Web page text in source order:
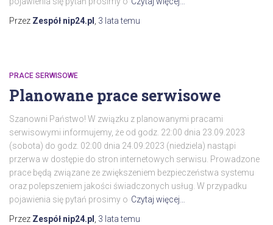
Przez Zespół nip24.pl , 3 latatemu
PRACE SERWISOWE
Planowane prace serwisowe
Szanowni Państwo! W związku z planowanymi pracami
serwisowymi informujemy, że od godz. 22:00 dnia 23.09.2023
(sobota) do godz. 02:00 dnia 24.09.2023 (niedziela) nastąpi
przerwa w dostępie do stron internetowych serwisu. Prowadzone
prace będą związane ze zwiększeniem bezpieczeństwa systemu
oraz polepszeniem jakości świadczonych usług. W przypadku
pojawienia się pytań prosimy o Czytaj więcej…
Przez Zespół nip24.pl , 3 latatemu